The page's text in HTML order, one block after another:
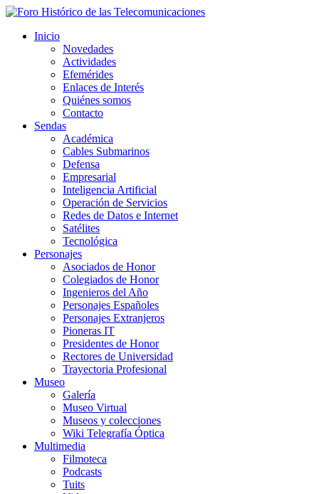
Inicio
Novedades
Actividades
Efemérides
Enlaces de Interés
Quiénes somos
Contacto
Sendas
Académica
Cables Submarinos
Defensa
Empresarial
Inteligencia Artificial
Operación de Servicios
Redes de Datos e Internet
Satélites
Tecnológica
Personajes
Asociados de Honor
Colegiados de Honor
Ingenieros del Año
Personajes Españoles
Personajes Extranjeros
Pioneras IT
Presidentes de Honor
Rectores de Universidad
Trayectoria Profesional
Museo
Galería
Museo Virtual
Museos y colecciones
Wiki Telegrafía Óptica
Multimedia
Filmoteca
Podcasts
Tuits